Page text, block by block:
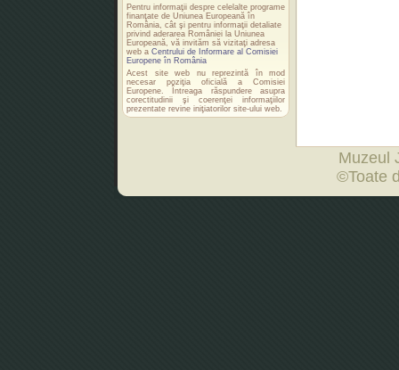
Pentru informaţii despre celelalte programe
finanţate de Uniunea Europeană în
România, cât şi pentru informaţii detaliate
privind aderarea României la Uniunea
Europeană, vă invităm să vizitaţi adresa
web a Centrului de Informare al Comisiei
Europene în România
Acest site web nu reprezintă în mod
necesar poziţia oficială a Comisiei
Europene. Întreaga răspundere asupra
corectitudinii şi coerenţei informaţiilor
prezentate revine iniţiatorilor site-ului web.
Muzeul
©Toate